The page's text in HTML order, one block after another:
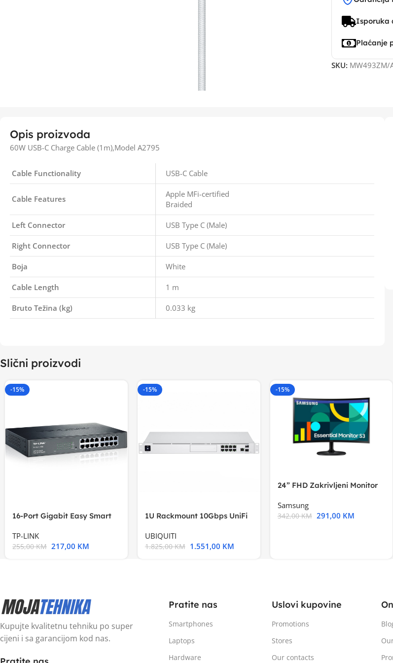
Isporuka
Plaćanje
SKU: MW493ZM/
Opis proizvoda
60W USB-C Charge Cable (1m),Model A2795
Cable Functionality USB-C Cable
Cable Features
Apple MFi-certified
Braided
Left Connector USB Type C (Male)
Right Connector USB Type C (Male)
Boja White
Cable Length 1 m
Bruto Težina (kg) 0.033 kg
Slični proizvodi
-15%
16-Port Gigabit Easy Smart
TP-LINK
255,00KM 217,00 KM
-15%
1U Rackmount 10Gbps UniFi
UBIQUITI
1.825,00KM 1.551,00 KM
-15%
24” FHD Zakrivljeni Monitor
Samsung
342,00KM 291,00 KM
Kupujte kvalitetnu tehniku po super
cijeni i sa garancijom kod nas.
Pratite nas
Smartphones
Laptops
Hardware
Uslovi kupovine
Promotions
Stores
Our contacts